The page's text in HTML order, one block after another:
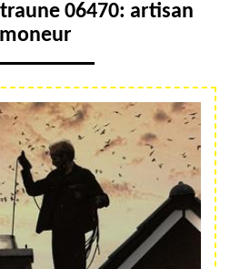
06470: artisan